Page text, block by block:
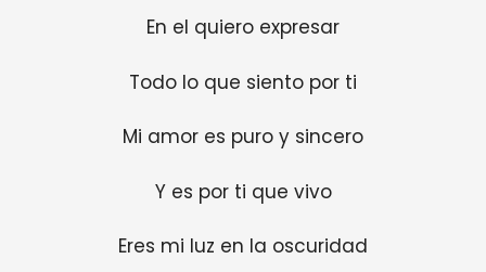
En el quiero expresar
Todo lo que siento por ti
Mi amor es puro y sincero
Y es por ti que vivo
Eres mi luz en la oscuridad